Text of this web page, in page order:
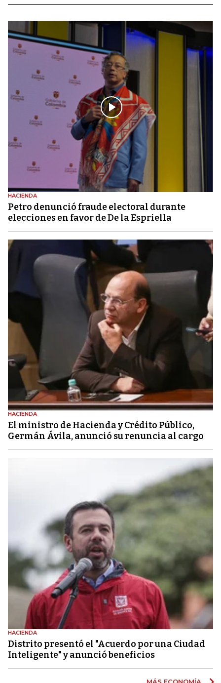
HACIENDA
Petro denunció fraude electoral durante
elecciones en favor de De la Espriella
HACIENDA
El ministro de Hacienda y Crédito Público,
Germán Ávila, anunció su renuncia al cargo
HACIENDA
Distrito presentó el "Acuerdo por una Ciudad
Inteligente" y anunció beneficios